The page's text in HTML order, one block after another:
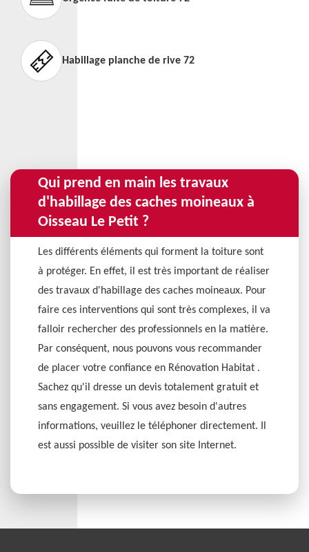
Habillage planche de rive 72
Qui prend en main les travaux
d'habillage des caches moineaux à
Oisseau Le Petit ?
Les différents éléments qui forment la toiture sont
à protéger. En effet, il est très important de réaliser
des travaux d'habillage des caches moineaux. Pour
faire ces interventions qui sont très complexes, il va
falloir rechercher des professionnels en la matière.
Par conséquent, nous pouvons vous recommander
de placer votre confiance en Rénovation Habitat .
Sachez qu'il dresse un devis totalement gratuit et
sans engagement. Si vous avez besoin d'autres
informations, veuillez le téléphoner directement. Il
est aussi possible de visiter son site Internet.